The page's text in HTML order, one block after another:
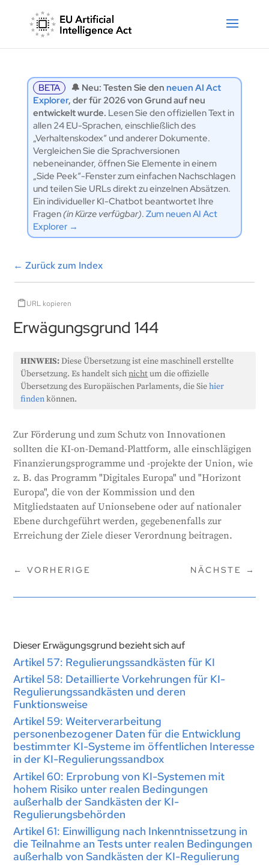
BETA 🔔 Neu: Testen Sie den neuen AI Act
Explorer, der für 2026 von Grund auf neu
entwickelt wurde. Lesen Sie den offiziellen Text in
allen 24 EU-Sprachen, einschließlich des
„Verhaltenskodex“ und anderer Dokumente.
Vergleichen Sie die Sprachversionen
nebeneinander, öffnen Sie Elemente in einem
„Side Peek“-Fenster zum einfachen Nachschlagen
und teilen Sie URLs direkt zu einzelnen Absätzen.
Ein individueller KI-Chatbot beantwortet Ihre
Fragen(in Kürze verfügbar). Zum neuen AI Act
Explorer →
←Zurück zum Index
URL kopieren
Erwägungsgrund 144
HINWEIS:Diese Übersetzung ist eine maschinell erstellte
Übersetzung. Es handelt sichnichtum die offizielle
Übersetzung des Europäischen Parlaments, die Siehier
findenkönnen.
Zur Förderung und zum Schutz von Innovationen
sollten die KI-on-Demand-Plattform, alle einschlägigen
Finanzierungsprogramme und -projekte der Union, wie
z. B. das Programm "Digitales Europa" und "Horizont
Europa", die von der Kommission und den
Mitgliedstaaten auf Unionsebene oder auf nationaler
Ebene durchgeführt werden, gegebenenfalls zur
Erreichung der Ziele dieser Verordnung beitragen.
←VORHERIGE NÄCHSTE →
Dieser Erwägungsgrund bezieht sich auf
Artikel 57: Regulierungssandkästen für KI
Artikel 58: Detaillierte Vorkehrungen für KI-
Regulierungssandkästen und deren
Funktionsweise
Artikel 59: Weiterverarbeitung
personenbezogener Daten für die Entwicklung
bestimmter KI-Systeme im öffentlichen Interesse
in der KI-Regulierungssandbox
Artikel 60: Erprobung von KI-Systemen mit
hohem Risiko unter realen Bedingungen
außerhalb der Sandkästen der KI-
Regulierungsbehörden
Artikel 61: Einwilligung nach Inkenntnissetzung in
die Teilnahme an Tests unter realen Bedingungen
außerhalb von Sandkästen der KI-Regulierung